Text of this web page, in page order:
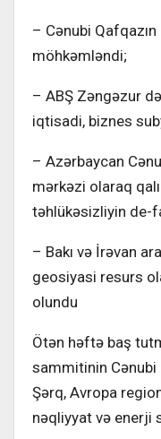
– Cənubi
möhkəmləndi;
– ABŞ Zəngəzur
iqtisadi, biznes
– Azərbaycan
mərkəzi olaraq
təhlükəsizliyin de-
– Bakı və İrəvan
geosiyasi resurs
olundu
Ötən həftə baş
sammitinin Cənubi
Şərq, Avropa
nəqliyyat və enerji